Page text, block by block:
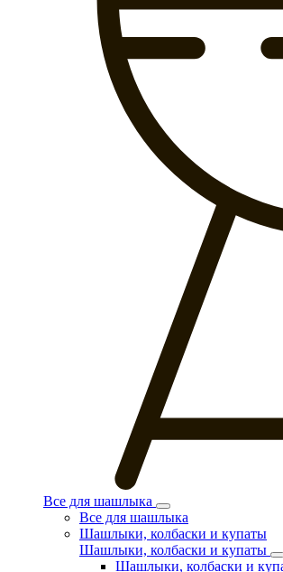
Все для шашлыка
Все для шашлыка
Шашлыки, колбаски и купаты
Шашлыки, колбаски и купаты
Шашлыки, колбаски и